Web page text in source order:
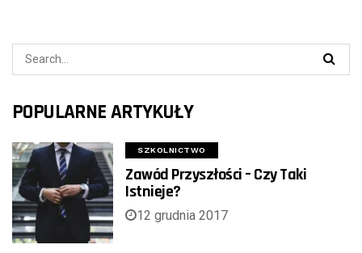
POPULARNE ARTYKUŁY
SZKOLNICTWO
Zawód Przyszłości – Czy Taki
Istnieje?
12 grudnia 2017